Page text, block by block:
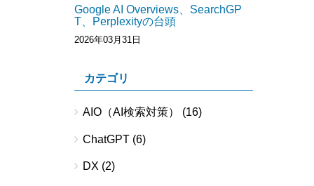
Google AI Overviews、SearchGP
T、Perplexityの台頭
2026年03月31日
カテゴリ
AIO（AI検索対策） (16)
ChatGPT(6)
DX (2)